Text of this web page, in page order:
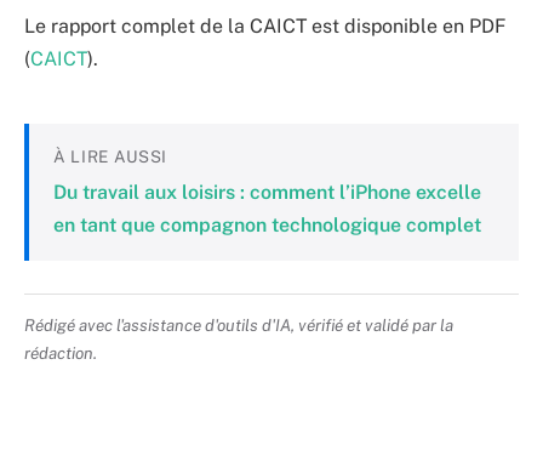
Le rapport complet de la CAICT est disponible en PDF
(CAICT).
À LIRE AUSSI
Du travail aux loisirs : comment l’iPhone excelle
en tant que compagnon technologique complet
Rédigé avec l'assistance d'outils d'IA, vérifié et validé par la
rédaction.